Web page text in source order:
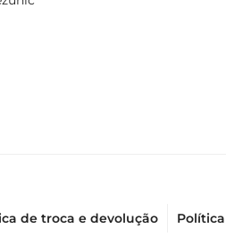
e inovação, trazendo o melhor
de troca e devolução